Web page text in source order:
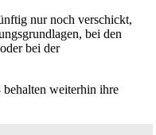
nur noch verschickt,
bei den
bei der
weiterhin ihre